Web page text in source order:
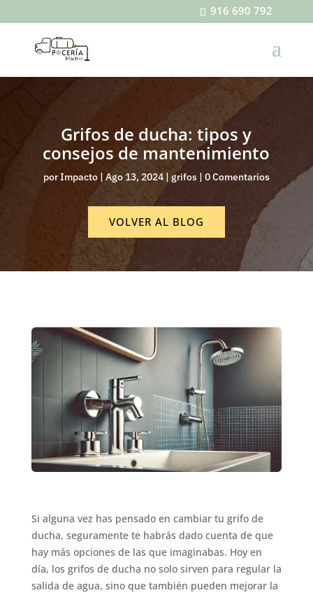
916 690 792
Grifos de ducha: tipos y
consejos de mantenimiento
porImpacto|Ago 13, 2024| grifos| 0 Comentarios
VOLVER AL BLOG
Si alguna vez has pensado en cambiar tu grifo de
ducha, seguramente te habrás dado cuenta de que
hay más opciones de las que imaginabas. Hoy en
día, los grifos de ducha no solo sirven para regular la
salida de agua, sino que también pueden mejorar la